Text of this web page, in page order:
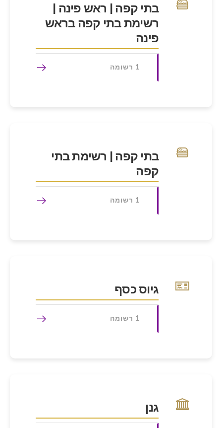
בתי קפה | ראש פינה |
רשימת בתי קפה בראש
פינה
1 רשומה
בתי קפה | רשימת בתי
קפה
1 רשומה
גיוס כסף
1 רשומה
גנן